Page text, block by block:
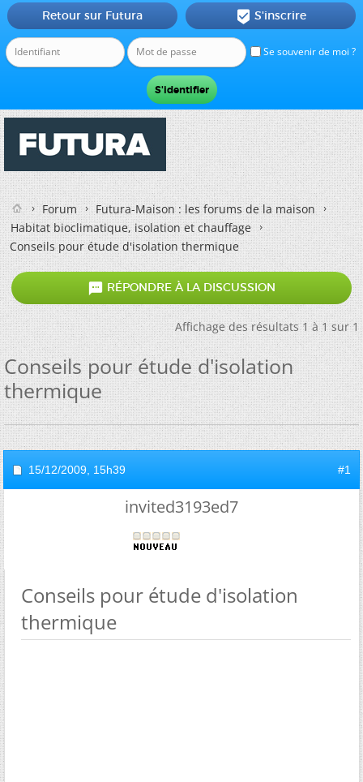
Se souvenir de moi ?
Retour sur Futura  S'inscrire
Forum
Futura-Maison : les forums de la maison
Habitat bioclimatique, isolation et chauffage
Conseils pour étude d'isolation thermique
 RÉPONDRE À LA DISCUSSION
Affichage des résultats 1 à 1 sur 1
Conseils pour étude d'isolation
thermique
15/12/2009, 15h39 #1
invited3193ed7
Conseils pour étude d'isolation
thermique